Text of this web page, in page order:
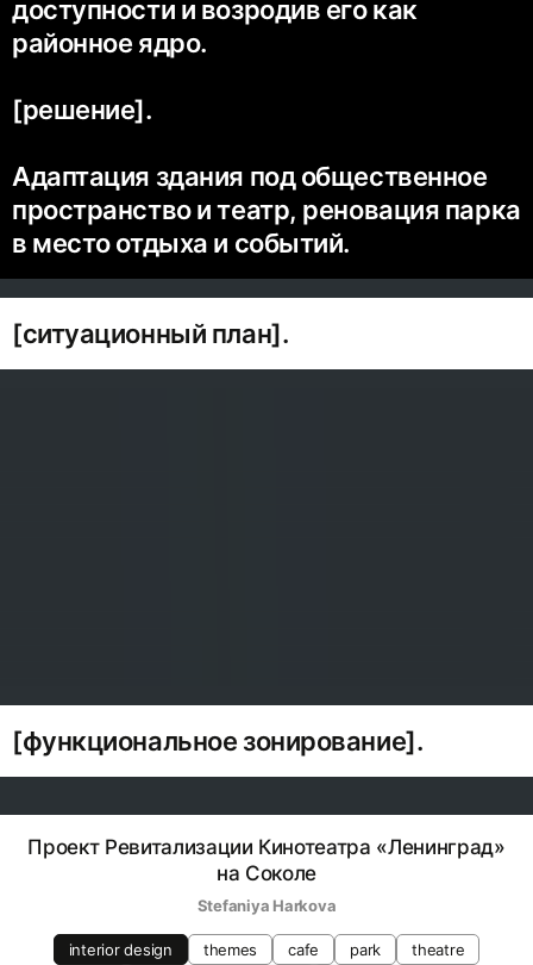
доступности и возродив его как
районное ядро.
[решение].
Адаптация здания под общественное
пространство и театр, реновация парка
в место отдыха и событий.
[ситуационный план].
[функциональное зонирование].
Проект Ревитализации Кинотеатра «Ленинград»
на Соколе
Stefaniya Harkova
interior design themes cafe park
theatre